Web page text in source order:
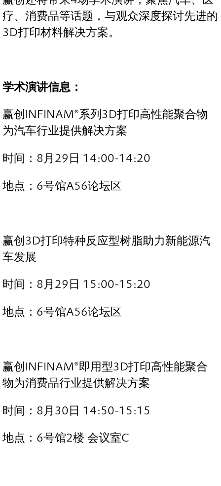
疗、消费品等话题，与观众深度探讨先进的
3D打印材料解决方案。
学术演讲信息：
赢创INFINAM®系列3D打印高性能聚合物
为汽车行业提供解决方案
时间：8月29日 14:00-14:20
地点：6号馆A56论坛区
赢创3D打印特种反应型树脂助力新能源汽
车发展
时间：8月29日 15:00-15:20
地点：6号馆A56论坛区
赢创INFINAM®即用型3D打印高性能聚合
物为消费品行业提供解决方案
时间：8月30日 14:50-15:15
地点：6号馆2楼 会议室C